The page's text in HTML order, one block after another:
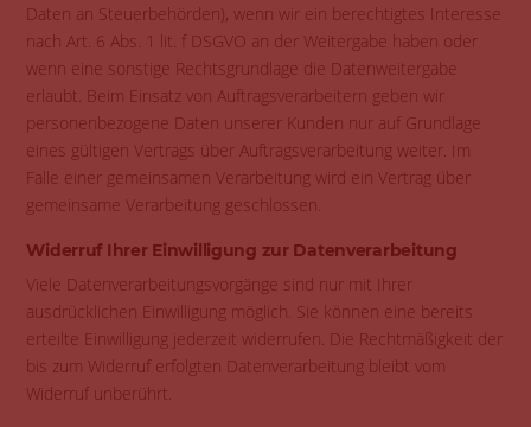
Daten an Steuerbehörden), wenn wir ein berechtigtes Interesse
nach Art. 6 Abs. 1 lit. f DSGVO an der Weitergabe haben oder
wenn eine sonstige Rechtsgrundlage die Datenweitergabe
erlaubt. Beim Einsatz von Auftragsverarbeitern geben wir
personenbezogene Daten unserer Kunden nur auf Grundlage
eines gültigen Vertrags über Auftragsverarbeitung weiter. Im
Falle einer gemeinsamen Verarbeitung wird ein Vertrag über
gemeinsame Verarbeitung geschlossen.
Widerruf Ihrer Einwilligung zur Datenverarbeitung
Viele Datenverarbeitungsvorgänge sind nur mit Ihrer
ausdrücklichen Einwilligung möglich. Sie können eine bereits
erteilte Einwilligung jederzeit widerrufen. Die Rechtmäßigkeit der
bis zum Widerruf erfolgten Datenverarbeitung bleibt vom
Widerruf unberührt.